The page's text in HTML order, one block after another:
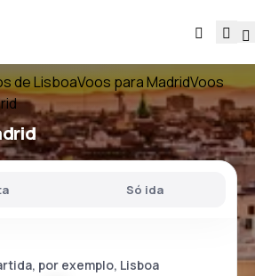
de LisboaVoos para MadridVoos
Só ida